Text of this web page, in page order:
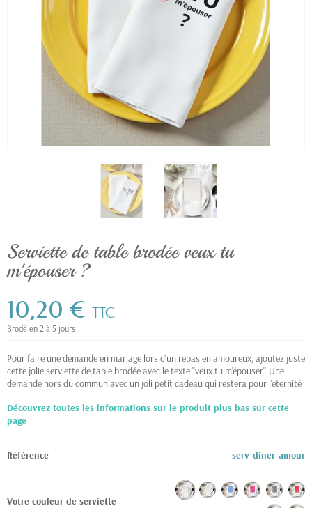
Serviette de table brodée veux tu
m'épouser ?
10,20 € TTC
Brodé en 2 à 5 jours
Pour faire une demande en mariage lors d'un repas en amoureux, ajoutez juste
cette jolie serviette de table brodée avec le texte "veux tu m'épouser". Une
demande hors du commun avec un joli petit cadeau qui restera pour l'éternité
Découvrez toutes les informations sur le produit plus bas sur cette
page
Référence serv-diner-amour
Votre couleur de serviette